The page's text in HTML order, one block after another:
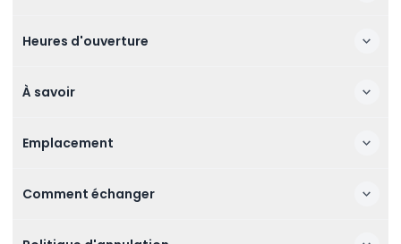
Heures d'ouverture
À savoir
Emplacement
Comment échanger